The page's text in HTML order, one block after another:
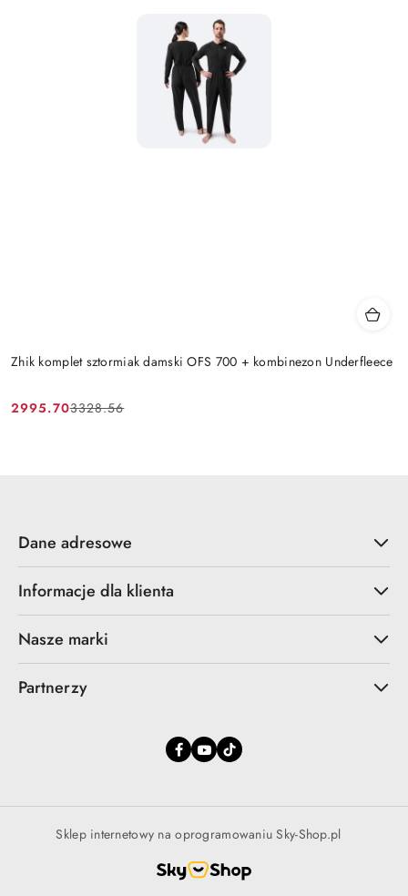
Zhik komplet sztormiak damski OFS 700 + kombinezon Underfleece
Cena
2995.70
Cena
3328.56
Dane adresowe
Informacje dla klienta
Nasze marki
Partnerzy
Sklep internetowy na oprogramowaniu Sky-Shop.pl